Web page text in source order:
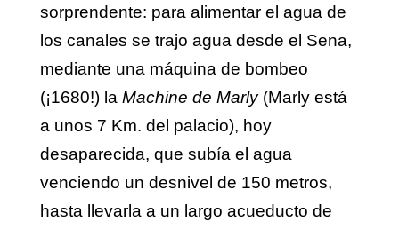
sorprendente: para alimentar el agua de
los canales se trajo agua desde el Sena,
mediante una máquina de bombeo
(¡1680!) la Machine de Marly(Marly está
a unos 7 Km. del palacio), hoy
desaparecida, que subía el agua
venciendo un desnivel de 150 metros,
hasta llevarla a un largo acueducto de